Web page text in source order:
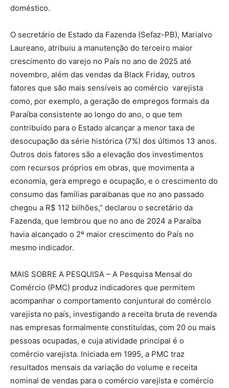
doméstico.
O secretário de Estado da Fazenda (Sefaz-PB), Marialvo
Laureano, atribuiu a manutenção do terceiro maior
crescimento do varejo no País no ano de 2025 até
novembro, além das vendas da Black Friday, outros
fatores que são mais sensíveis ao comércio varejista
como, por exemplo, a geração de empregos formais da
Paraíba consistente ao longo do ano, o que tem
contribuído para o Estado alcançar a menor taxa de
desocupação da série histórica (7%) dos últimos 13 anos.
Outros dois fatores são a elevação dos investimentos
com recursos próprios em obras, que movimenta a
economia, gera emprego e ocupação, e o crescimento do
consumo das famílias paraibanas que no ano passado
chegou a R$ 112 bilhões,” declarou o secretário da
Fazenda, que lembrou que no ano de 2024 a Paraíba
havia alcançado o 2º maior crescimento do País no
mesmo indicador.
MAIS SOBRE A PESQUISA – A Pesquisa Mensal do
Comércio (PMC) produz indicadores que permitem
acompanhar o comportamento conjuntural do comércio
varejista no país, investigando a receita bruta de revenda
nas empresas formalmente constituídas, com 20 ou mais
pessoas ocupadas, e cuja atividade principal é o
comércio varejista. Iniciada em 1995, a PMC traz
resultados mensais da variação do volume e receita
nominal de vendas para o comércio varejista e comércio